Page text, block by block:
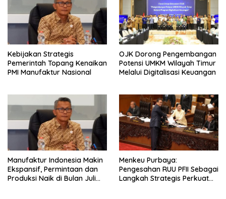
Kebijakan Strategis
Pemerintah Topang Kenaikan
PMI Manufaktur Nasional
OJK Dorong Pengembangan
Potensi UMKM Wilayah Timur
Melalui Digitalisasi Keuangan
Manufaktur Indonesia Makin
Ekspansif, Permintaan dan
Produksi Naik di Bulan Juli
Menkeu Purbaya:
Pengesahan RUU PFII Sebagai
Langkah Strategis Perkuat